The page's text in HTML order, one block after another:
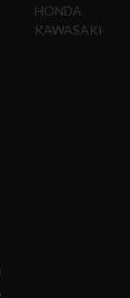
HONDA
KAWASAKI